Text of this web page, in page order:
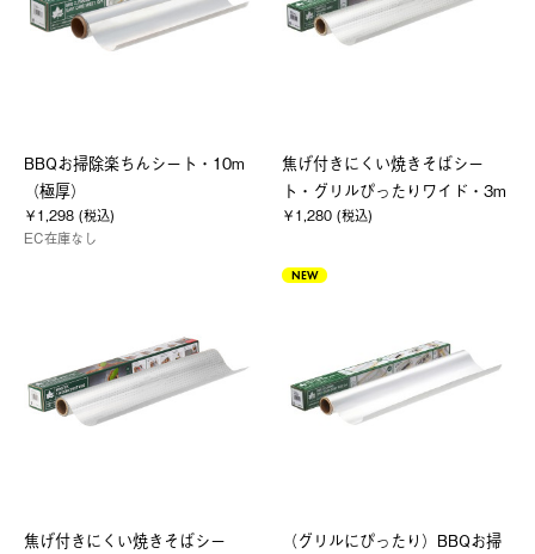
BBQお掃除楽ちんシート・10m
（極厚）
￥1,298 (税込)
EC在庫なし
焦げ付きにくい焼きそばシー
ト・グリルぴったりワイド・3m
￥1,280 (税込)
焦げ付きにくい焼きそばシー
NEW
（グリルにぴったり）BBQお掃